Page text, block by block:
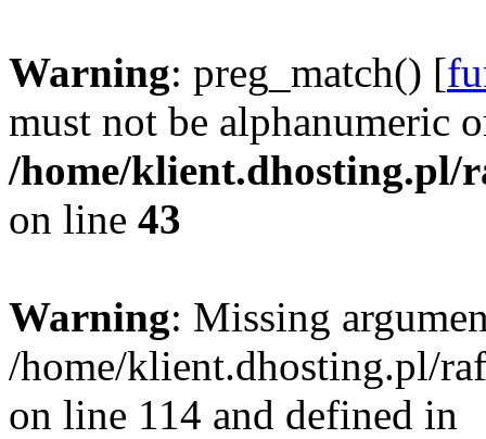
Warning: preg_match() [
must not be alphanumeric
/home/klient.dhosting.pl/
on line 43
Warning: Missing
/home/klient.dhosting.pl/
on line 114 and defined in